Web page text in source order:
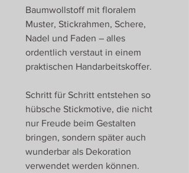
Baumwollstoff mit floralem
Muster, Stickrahmen, Schere,
Nadel und Faden – alles
ordentlich verstaut in einem
praktischen Handarbeitskoffer.
Schritt für Schritt entstehen so
hübsche Stickmotive, die nicht
nur Freude beim Gestalten
bringen, sondern später auch
wunderbar als Dekoration
verwendet werden können.